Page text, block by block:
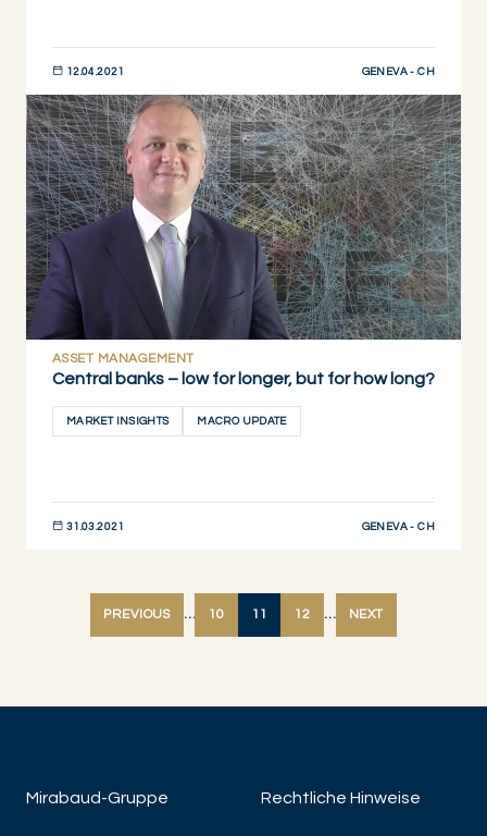
12.04.2021 GENEVA - CH
JETZT ENTDECKEN
ASSET MANAGEMENT
Central banks – low for longer, but for how long?
MARKET INSIGHTS MACRO UPDATE
31.03.2021 GENEVA - CH
PREVIOUS … 10 11 12 … NEXT
Mirabaud-Gruppe Rechtliche Hinweise